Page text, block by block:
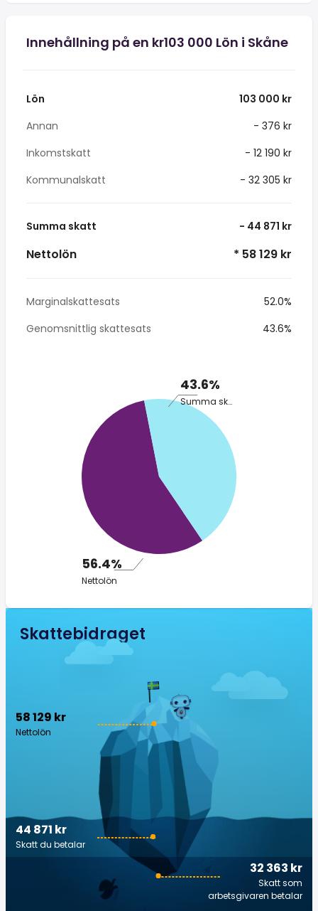
Innehållning på en kr103 000 Lön i Skåne
Lön
103 000 kr
Annan
- 376 kr
Inkomstskatt
- 12 190 kr
Kommunalskatt
- 32 305 kr
Summa skatt - 44 871 kr
Nettolön * 58 129 kr
Marginalskattesats
52.0%
Genomsnittlig skattesats
43.6%
43.6%
Summa skatt
56.4%
Nettolön
Skattebidraget
58 129 kr
Nettolön
32 363 kr
Skatt som
arbetsgivaren betalar
44 871 kr
Skatt du betalar